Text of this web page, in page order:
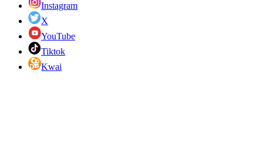
Instagram
X
YouTube
Tiktok
Kwai